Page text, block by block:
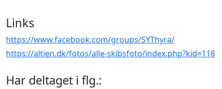
Links
https://www.facebook.com/groups/SYThyra/
https://altien.dk/fotos/alle-skibsfoto/index.php?kid=118
Har deltaget i flg.: